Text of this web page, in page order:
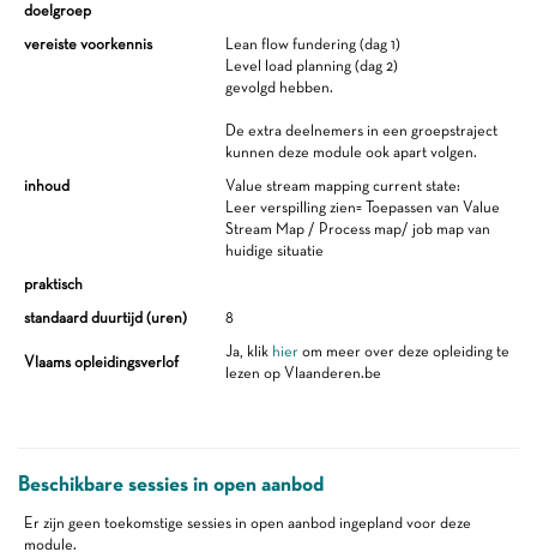
doelgroep
vereiste voorkennis
Lean flow fundering (dag 1)
Level load planning (dag 2)
gevolgd hebben.
De extra deelnemers in een groepstraject
kunnen deze module ook apart volgen.
inhoud
Value stream mapping current state:
Leer verspilling zien= Toepassen van Value
Stream Map / Process map/ job map van
huidige situatie
praktisch
standaard duurtijd (uren)
8
Vlaams opleidingsverlof
Ja, klik hier om meer over deze opleiding te
lezen op Vlaanderen.be
Beschikbare sessies in open aanbod
Er zijn geen toekomstige sessies in open aanbod ingepland voor deze
module.